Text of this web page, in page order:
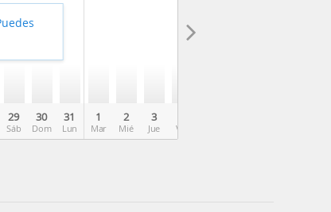
29
Sáb
30
Dom
31
Lun
1
Mar
2
Mié
3
Jue Vie